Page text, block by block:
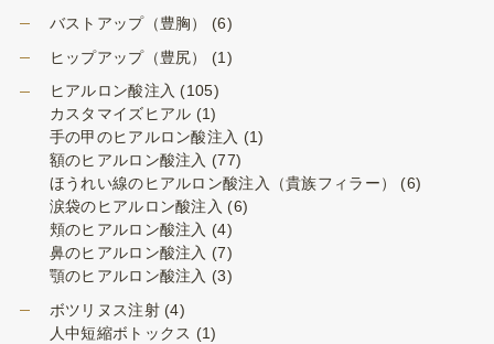
バストアップ（豊胸）
(6)
ヒップアップ（豊尻）
(1)
ヒアルロン酸注入 (105)
カスタマイズヒアル (1)
手の甲のヒアルロン酸注入 (1)
額のヒアルロン酸注入 (77)
ほうれい線のヒアルロン酸注入（貴族フィラー）
(6)
涙袋のヒアルロン酸注入 (6)
頬のヒアルロン酸注入 (4)
鼻のヒアルロン酸注入 (7)
顎のヒアルロン酸注入 (3)
ボツリヌス注射(4)
人中短縮ボトックス (1)